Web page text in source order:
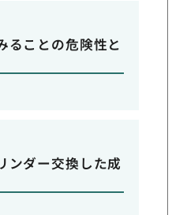
ることの危険性と
ンダー交換した成